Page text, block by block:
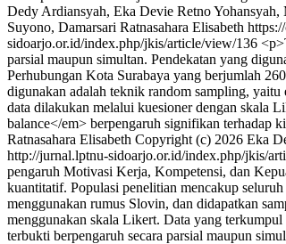
Dedy Ardiansyah, Eka Devie Retno
Suyono, Damarsari Ratnasahara Elisabeth
sidoarjo.or.id/index.php/jkis/article/view/136
parsial maupun simultan. Pendekatan yang
Perhubungan Kota Surabaya yang berjumlah
digunakan adalah teknik random sampling,
data dilakukan melalui kuesioner dengan skala
balance</em> berpengaruh signifikan terhadap
Ratnasahara Elisabeth Copyright (c) 2026 Eka
http://jurnal.lptnu-sidoarjo.or.id/index.php/jkis/
pengaruh Motivasi Kerja, Kompetensi, dan
kuantitatif. Populasi penelitian mencakup
menggunakan rumus Slovin, dan didapatkan
menggunakan skala Likert. Data yang
terbukti berpengaruh secara parsial maupun